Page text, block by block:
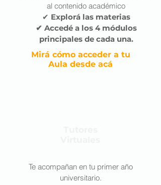
al contenido académico
✔ Explorá las materias
✔ Accedé a los 4 módulos
principales de cada una.
Mirá cómo acceder a tu
Aula desde acá
Te acompañan en tu primer año
universitario.